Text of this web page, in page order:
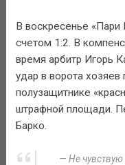
В воскресенье «Пари
счетом 1:2. В
время арбитр Игорь
удар в ворота
полузащитнике
штрафной площади.
Барко.
— Не чувствую